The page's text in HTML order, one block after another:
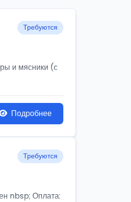
Требуются
и мясники (с
Подробнее
Требуются
nbsp; Оплата: